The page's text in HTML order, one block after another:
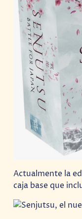
Actualmente la
caja base que